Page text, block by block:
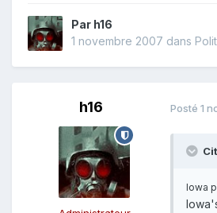
Par h16
1 novembre 2007 dans
h16 Posté 1
Iowa